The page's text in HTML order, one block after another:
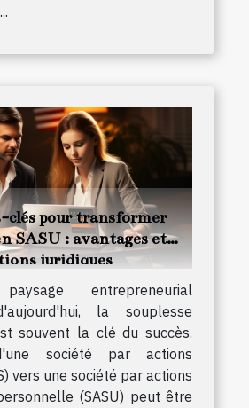
clés pour transformer
SASU : avantages et
juridiques
entrepreneurial
la souplesse
souvent la clé du succès.
société par actions
vers une société par actions
(SASU) peut être